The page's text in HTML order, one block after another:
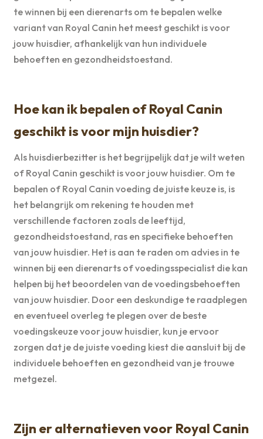
te winnen bij een dierenarts om te bepalen welke
variant van Royal Canin het meest geschikt is voor
jouw huisdier, afhankelijk van hun individuele
behoeften en gezondheidstoestand.
Hoe kan ik bepalen of Royal Canin
geschikt is voor mijn huisdier?
Als huisdierbezitter is het begrijpelijk dat je wilt weten
of Royal Canin geschikt is voor jouw huisdier. Om te
bepalen of Royal Canin voeding de juiste keuze is, is
het belangrijk om rekening te houden met
verschillende factoren zoals de leeftijd,
gezondheidstoestand, ras en specifieke behoeften
van jouw huisdier. Het is aan te raden om advies in te
winnen bij een dierenarts of voedingsspecialist die kan
helpen bij het beoordelen van de voedingsbehoeften
van jouw huisdier. Door een deskundige te raadplegen
en eventueel overleg te plegen over de beste
voedingskeuze voor jouw huisdier, kun je ervoor
zorgen dat je de juiste voeding kiest die aansluit bij de
individuele behoeften en gezondheid van je trouwe
metgezel.
Zijn er alternatieven voor Royal Canin